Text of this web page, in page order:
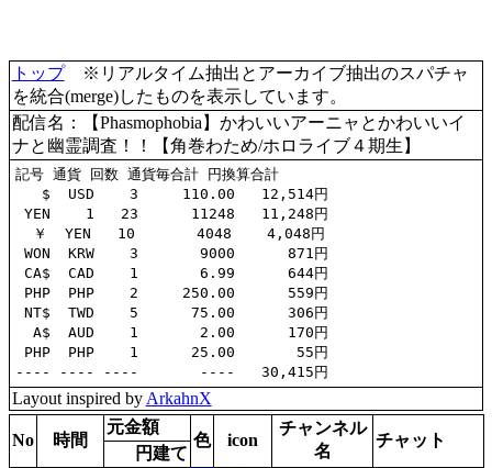
トップ※リアルタイム抽出とアーカイブ抽出のスパチャ
を統合(merge)したものを表示しています。
配信名：【Phasmophobia】かわいいアーニャとかわいいイ
ナと幽霊調査！！【角巻わため/ホロライブ４期生】
記号 通貨 回数 通貨毎合計 円換算合計
   $  USD    3     110.00   12,514円
YEN    1   23      11248   11,248円
  ￥  YEN   10       4048    4,048円
WON  KRW    3       9000      871円
CA$  CAD    1       6.99      644円
PHP  PHP    2     250.00      559円
NT$  TWD    5      75.00      306円
  A$  AUD    1       2.00      170円
PHP  PHP    1      25.00       55円
Layout inspired by ArkahnX
No 時間
元金額
色 icon
チャンネル
名
チャット
円建て